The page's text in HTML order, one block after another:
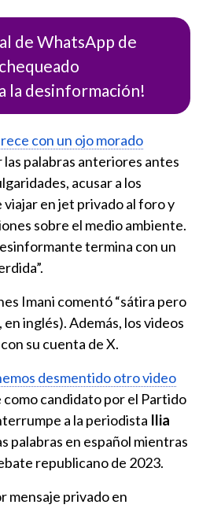
de WhatsApp de
la desinformación!
con un ojo morado
las palabras anteriores antes
acusar a los
en jet privado al foro y
sobre el medio ambiente.
termina con un
Imani comentó “sátira pero
inglés). Además, los videos
su cuenta de X.
desmentido otro video
como candidato por el Partido
a la periodista Ilia
palabras en español mientras
republicano de 2023.
mensaje privado en